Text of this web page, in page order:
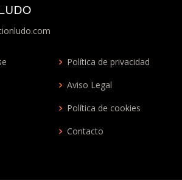
Política de privacidad
Aviso Legal
Política de cookies
Contacto